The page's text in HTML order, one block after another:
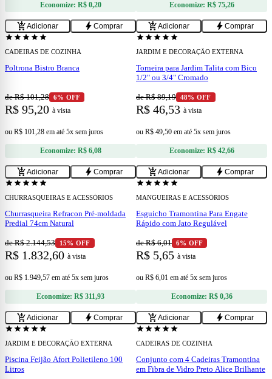
Economize: R$ 0,20
add_shopping_cartAdicionar bolt Comprar
Economize: R$ 75,26
add_shopping_cartAdicionar bolt Comprar
add
starstarstarstarstar
CADEIRAS DE COZINHA
Poltrona Bistro Branca
de R$ 101,28 6% OFF
R$ 95,20 à vista
ou R$ 101,28 em até 5x sem juros
Economize: R$ 6,08
add_shopping_cartAdicionar bolt Comprar
add
starstarstarstarstar
JARDIM E DECORAÇÃO EXTERNA
Torneira para Jardim Talita com Bico
1/2" ou 3/4" Cromado
de R$ 89,19 48% OFF
R$ 46,53 à vista
ou R$ 49,50 em até 5x sem juros
Economize: R$ 42,66
add_shopping_cartAdicionar bolt Comprar
add
starstarstarstarstar
CHURRASQUEIRAS E ACESSÓRIOS
Churrasqueira Refracon Pré-moldada
Predial 74cm Natural
de R$ 2.144,53 15% OFF
R$ 1.832,60 à vista
ou R$ 1.949,57 em até 5x sem juros
Economize: R$ 311,93
add_shopping_cartAdicionar bolt Comprar
add
starstarstarstarstar
MANGUEIRAS E ACESSÓRIOS
Esguicho Tramontina Para Engate
Rápido com Jato Regulável
de R$ 6,01 6% OFF
R$ 5,65 à vista
ou R$ 6,01 em até 5x sem juros
Economize: R$ 0,36
add_shopping_cartAdicionar bolt Comprar
add
starstarstarstarstar
JARDIM E DECORAÇÃO EXTERNA
Piscina Feijão Afort Polietileno 100
Litros
add
starstarstarstarstar
CADEIRAS DE COZINHA
Conjunto com 4 Cadeiras Tramontina
em Fibra de Vidro Preto Alice Brilhante